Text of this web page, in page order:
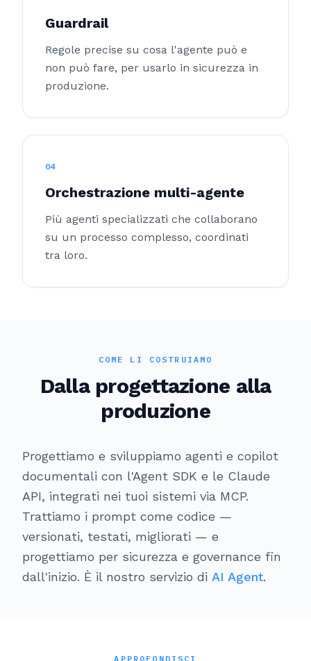
Guardrail
Regole precise su cosa l'agente può e
non può fare, per usarlo in sicurezza in
produzione.
04
Orchestrazione multi-agente
Più agenti specializzati che collaborano
su un processo complesso, coordinati
tra loro.
COME LI COSTRUIAMO
Dalla progettazione alla
produzione
Progettiamo e sviluppiamo agenti e copilot
documentali con l'Agent SDK e le Claude
API, integrati nei tuoi sistemi via MCP.
Trattiamo i prompt come codice —
versionati, testati, migliorati — e
progettiamo per sicurezza e governance fin
dall'inizio. È il nostro servizio di AI Agent.
APPROFONDISCI